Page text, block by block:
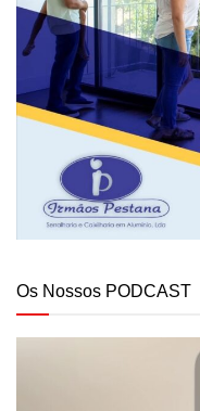
Os Nossos PODCAST